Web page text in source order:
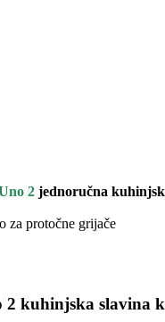
2 jednoručna
za protočne grijače
2 kuhinjska slavina